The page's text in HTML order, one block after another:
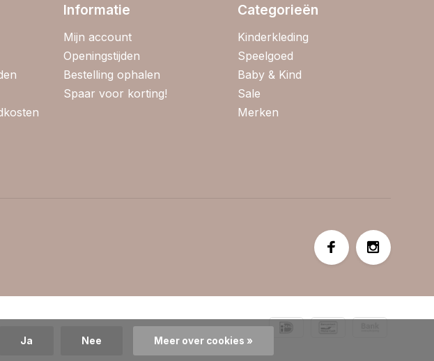
Informatie
Mijn account
Openingstijden
Bestelling ophalen
Spaar voor korting!
Categorieën
Kinderkleding
Speelgoed
Baby & Kind
Sale
Merken
Ja Nee Meer over cookies »